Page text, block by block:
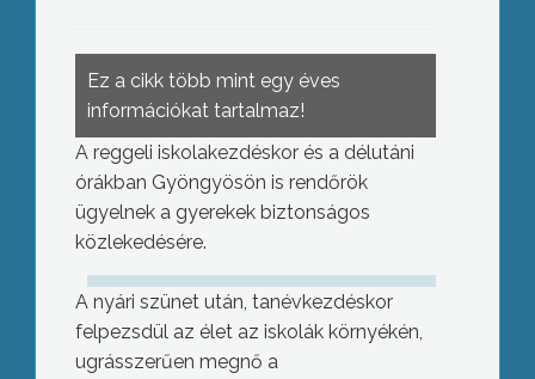
Ez a cikk több mint egy éves
információkat tartalmaz!
A reggeli iskolakezdéskor és a délutáni
órákban Gyöngyösön is rendőrök
ügyelnek a gyerekek biztonságos
közlekedésére.
A nyári szünet után, tanévkezdéskor
felpezsdül az élet az iskolák környékén,
ugrásszerűen megnő a